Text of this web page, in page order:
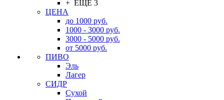
+ ЕЩЕ 3
ЦЕНА
до 1000 руб.
1000 - 3000 руб.
3000 - 5000 руб.
от 5000 руб.
ПИВО
Эль
Лагер
СИДР
Сухой